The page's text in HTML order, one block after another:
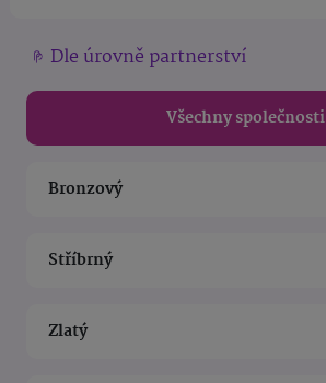
Dle úrovně partnerství
Všechny společnosti
Bronzový
Stříbrný
Zlatý